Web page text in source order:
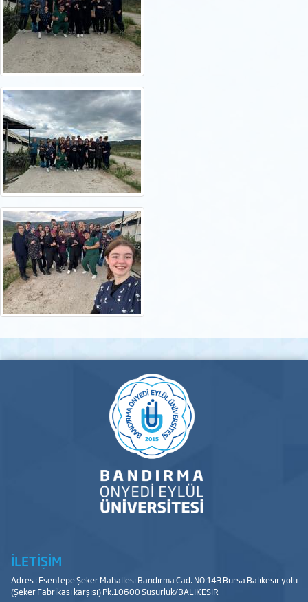
İLETİŞİM
Adres : Esentepe Şeker Mahallesi Bandırma Cad. NO:143 Bursa Balıkesir yolu
(Şeker Fabrikası karşısı) Pk.10600 Susurluk/BALIKESİR